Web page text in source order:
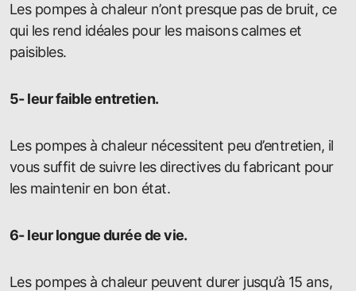
Les pompes à chaleur n’ont presque pas de bruit, ce
qui les rend idéales pour les maisons calmes et
paisibles.
5- leur faible entretien.
Les pompes à chaleur nécessitent peu d’entretien, il
vous suffit de suivre les directives du fabricant pour
les maintenir en bon état.
6- leur longue durée de vie.
Les pompes à chaleur peuvent durer jusqu’à 15 ans,